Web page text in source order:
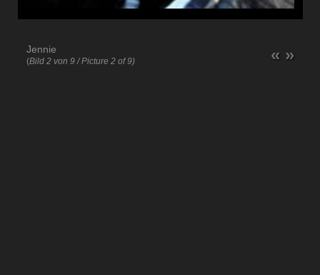
Jennie
(Bild 2 von 9 / Picture 2 of 9) « »